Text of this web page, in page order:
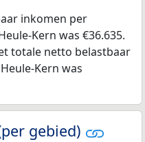
inkomen per
Kern was €36.635.
totale netto belastbaar
Kern was
gebied)